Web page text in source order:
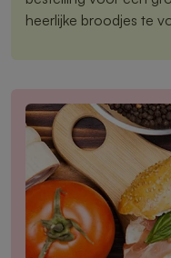
heerlijke broodjes te